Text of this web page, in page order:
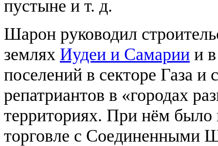
пустыне и т. д.
Шарон руководил
землях Иудеи и Самарии и
поселений в секторе Газа и
репатриантов в «городах
территориях. При нём было
торговле с Соединенными